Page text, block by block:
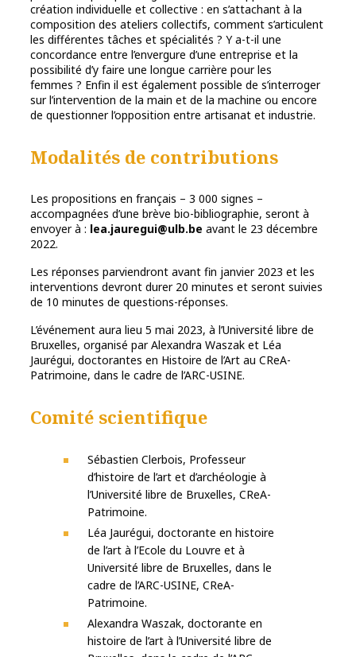
création individuelle et collective : en s’attachant à la
composition des ateliers collectifs, comment s’articulent
les différentes tâches et spécialités ? Y a-t-il une
concordance entre l’envergure d’une entreprise et la
possibilité d’y faire une longue carrière pour les
femmes ? Enfin il est également possible de s’interroger
sur l’intervention de la main et de la machine ou encore
de questionner l’opposition entre artisanat et industrie.
Modalités de contributions
Les propositions en français – 3 000 signes –
accompagnées d’une brève bio-bibliographie, seront à
envoyer à : lea.jauregui@ulb.be avant le 23 décembre
2022.
Les réponses parviendront avant fin janvier 2023 et les
interventions devront durer 20 minutes et seront suivies
de 10 minutes de questions-réponses.
L’événement aura lieu 5 mai 2023, à l’Université libre de
Bruxelles, organisé par Alexandra Waszak et Léa
Jaurégui, doctorantes en Histoire de l’Art au CReA-
Patrimoine, dans le cadre de l’ARC-USINE.
Comité scientifique
Sébastien Clerbois, Professeur
d’histoire de l’art et d’archéologie à
l’Université libre de Bruxelles, CReA-
Patrimoine.
Léa Jaurégui, doctorante en histoire
de l’art à l’Ecole du Louvre et à
Université libre de Bruxelles, dans le
cadre de l’ARC-USINE, CReA-
Patrimoine.
Alexandra Waszak, doctorante en
histoire de l’art à l’Université libre de